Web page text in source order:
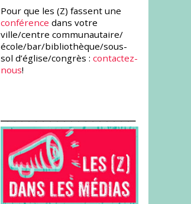
Pour que les (Z) fassent une
conférence dans votre
ville/centre communautaire/
école/bar/bibliothèque/sous-
sol d’église/congrès :contactez-
nous!